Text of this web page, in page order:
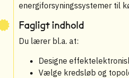
energiforsyningssystemer til
Fagligt indhold
Du lærer bl.a. at:
Designe
Vælge kredsløb og